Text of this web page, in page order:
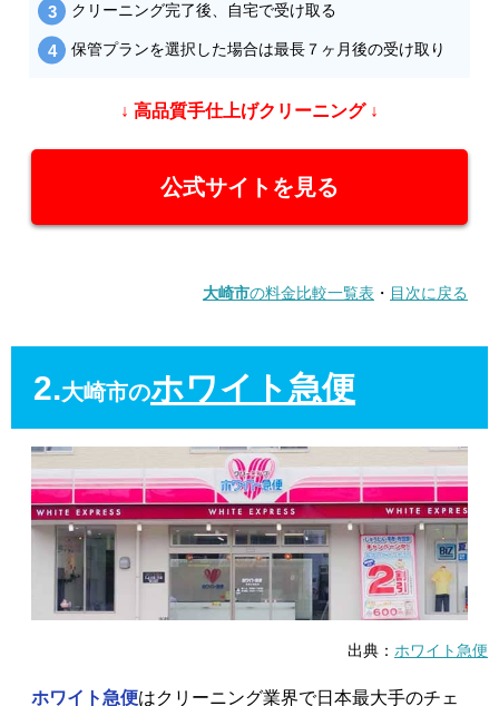
クリーニング完了後、自宅で受け取る
保管プランを選択した場合は最長７ヶ月後の受け取り
↓ 高品質手仕上げクリーニング ↓
公式サイトを見る
大崎市の料金比較一覧表 ・ 目次に戻る
2.大崎市のホワイト急便
出典： ホワイト急便
ホワイト急便はクリーニング業界で日本最大手のチェ